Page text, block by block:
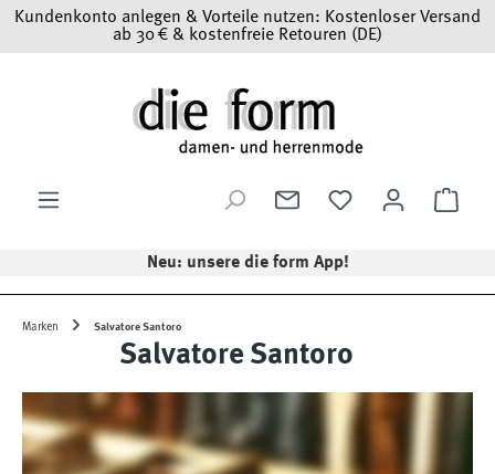
Zum Hauptinhalt springen
Kundenkonto anlegen & Vorteile nutzen: Kostenloser Versand
ab 30 € & kostenfreie Retouren (DE)
Neu: unsere die form App!
Marken Salvatore Santoro
Salvatore Santoro